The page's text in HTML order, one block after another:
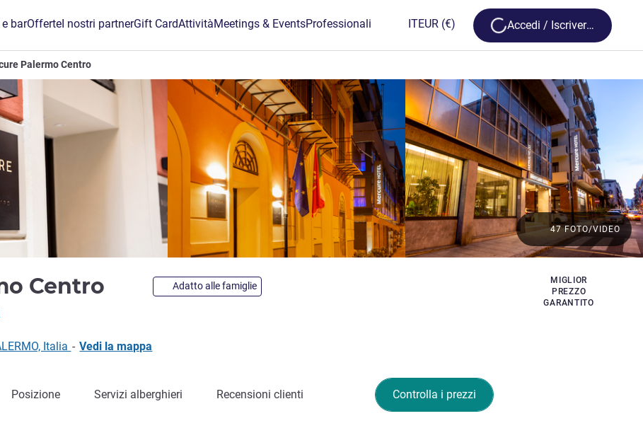
barOfferteI nostri partnerGift CardAttivitàMeetings & EventsProfessionali ITEUR (€) Loading...
Accedi / Iscriversi
Palermo Centro
Centro 4 stelleAdatto alle famiglie
MIGLIOR
PREZZO
GARANTITO
47 FOTO/VIDEO
Italia - Vedi la mappa
Controlla i prezzi
Posizione Servizi alberghieri Recensioni clienti